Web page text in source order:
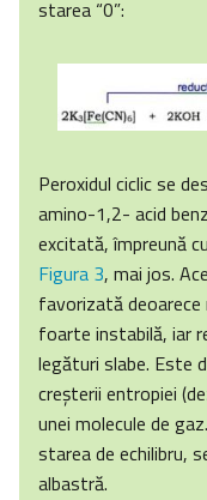
starea “0”:
Peroxidul ciclic se
amino-1,2- acid
excitată, împreună
Figura 3, mai jos.
favorizată deoarece
foarte instabilă, iar
legături slabe. Este
creşterii entropiei
unei molecule de
starea de echilibru,
albastră.